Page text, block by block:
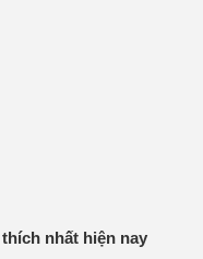
nhất hiện nay